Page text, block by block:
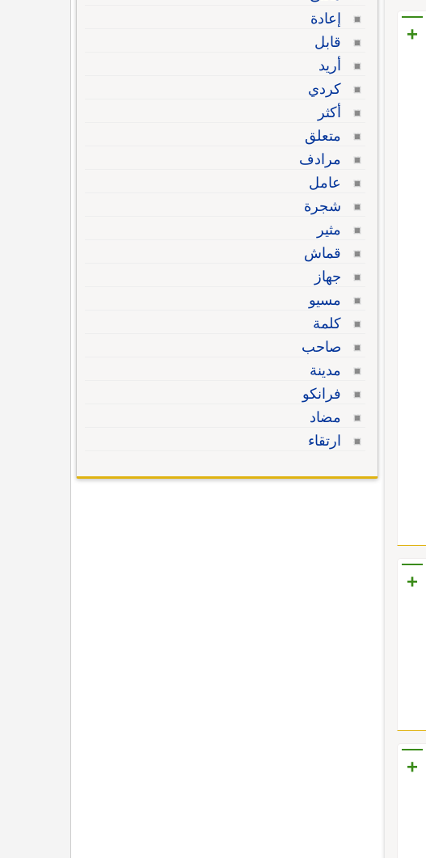
+
+
+
إعادة
قابل
أريد
كردي
أكثر
متعلق
مرادف
عامل
شجرة
مثير
قماش
جهاز
مسيو
كلمة
صاحب
مدينة
فرانكو
مضاد
ارتقاء